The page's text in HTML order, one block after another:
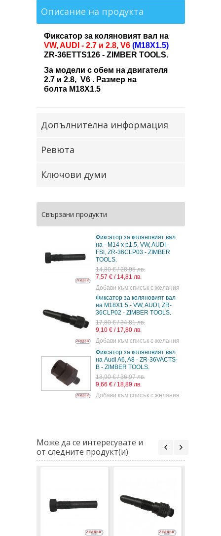
Описание на продукта
Фиксатор за коляновият вал на
VW, AUDI - 2.7 и 2.8, V6 (M18X1.5)
ZR-36ETTS126 - ZIMBER TOOLS.
За модели с обем на двигателя
2.7 и 2.8, V6 . Размер на
болта M18X1.5
Допълнителна информация
Ревюта
Ключови думи
Свързани продукти
Фиксатор за коляновият вал
на - M14 x p1.5, VW, AUDI -
FSI, ZR-36CLP03 - ZIMBER
TOOLS.
14,80 € / 28,95 лв.
7,57 € / 14,81 лв.
Добави към списък с желания
Фиксатор за коляновият вал
на M18X1.5 - VW, AUDI, ZR-
36CLP02 - ZIMBER TOOLS.
17,80 € / 34,81 лв.
9,10 € / 17,80 лв.
Добави към списък с желания
Фиксатор за коляновият вал
на Audi A6, A8 - ZR-36VACTS-
B - ZIMBER TOOLS.
18,90 € / 36,97 лв.
9,66 € / 18,89 лв.
Добави към списък с желания
Може да се интересувате и
от следните продукт(и)